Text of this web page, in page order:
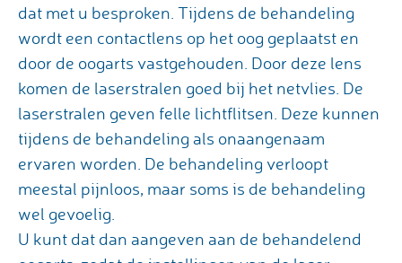
dat met u besproken. Tijdens de behandeling
wordt een contactlens op het oog geplaatst en
door de oogarts vastgehouden. Door deze lens
komen de laserstralen goed bij het netvlies. De
laserstralen geven felle lichtflitsen. Deze kunnen
tijdens de behandeling als onaangenaam
ervaren worden. De behandeling verloopt
meestal pijnloos, maar soms is de behandeling
wel gevoelig.
U kunt dat dan aangeven aan de behandelend